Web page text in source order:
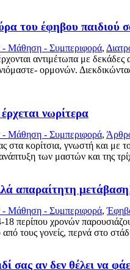
του έφηβου παιδιού
- Μάθηση - Συμπεριφορά,
αντιμέτωπα με
ορμονών.
νωρίτερα
- Μάθηση - Συμπεριφορά,
κορίτσια, γνωστή και με
των μαστών και της
απαραίτητη
- Μάθηση - Συμπεριφορά,
περίπου χρονών
από τους γονείς, περνά στο
σας αν δεν θέλει να